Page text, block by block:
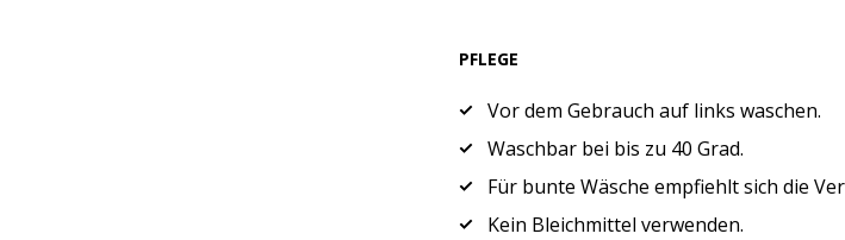
PFLEGE
Vor dem Gebrauch auf links waschen.
Waschbar bei bis zu 40 Grad.
Für bunte Wäsche empfiehlt sich die
Kein Bleichmittel verwenden.